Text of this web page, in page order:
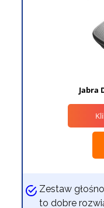
Jabra
Zestaw
to dobre